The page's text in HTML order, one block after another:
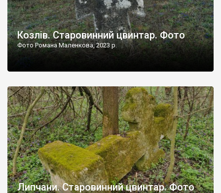
Козлів. Старовинний цвинтар. Фото
Фото Романа Маленкова, 2023 р.
Липчани. Старовинний цвинтар. Фото